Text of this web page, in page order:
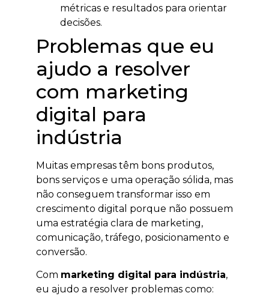
métricas e resultados para orientar
decisões.
Problemas que eu
ajudo a resolver
com marketing
digital para
indústria
Muitas empresas têm bons produtos,
bons serviços e uma operação sólida, mas
não conseguem transformar isso em
crescimento digital porque não possuem
uma estratégia clara de marketing,
comunicação, tráfego, posicionamento e
conversão.
Com marketing digital para indústria,
eu ajudo a resolver problemas como: